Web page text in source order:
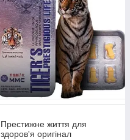
Престижне життя для
здоров'я оригінал